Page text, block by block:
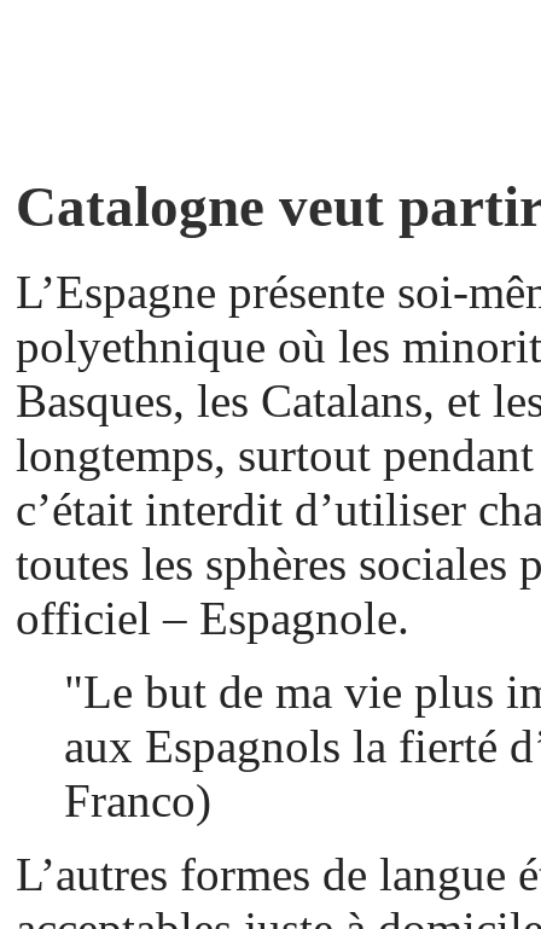
Catalogne veut
L’Espagne présente soi-
polyethnique où les
Basques, les Catalans, et
longtemps, surtout
c’était interdit d’utiliser
toutes les sphères sociales
officiel – Espagnole.
"Le but de ma vie plus
aux Espagnols la fierté
Franco)
L’autres formes de langue